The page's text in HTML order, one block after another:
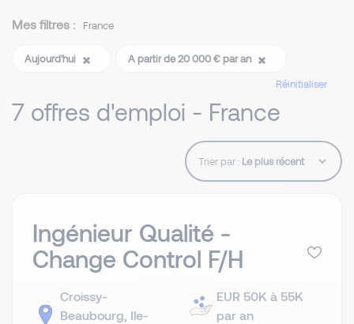
Mes filtres : France
Aujourd'hui
A partir de 20 000 € par an
Réinitialiser
7 offres d'emploi - France
Trier par :
Ingénieur Qualité -
Change Control F/H
Croissy-
Beaubourg, Ile-
EUR 50K à 55K
par an